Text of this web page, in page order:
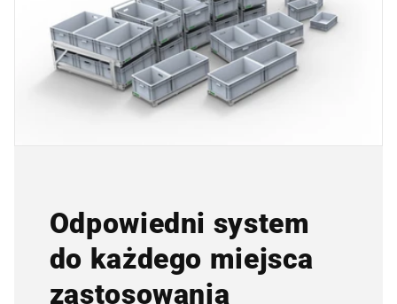
Odpowiedni system
do każdego miejsca
zastosowania